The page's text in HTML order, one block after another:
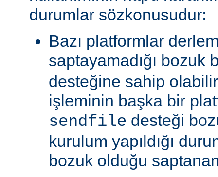
durumlar sözkonusudur:
Bazı platformlar
saptayamadığı bozuk
desteğine sahip
işleminin başka bir
sendfile desteği
kurulum yapıldığı
bozuk olduğu